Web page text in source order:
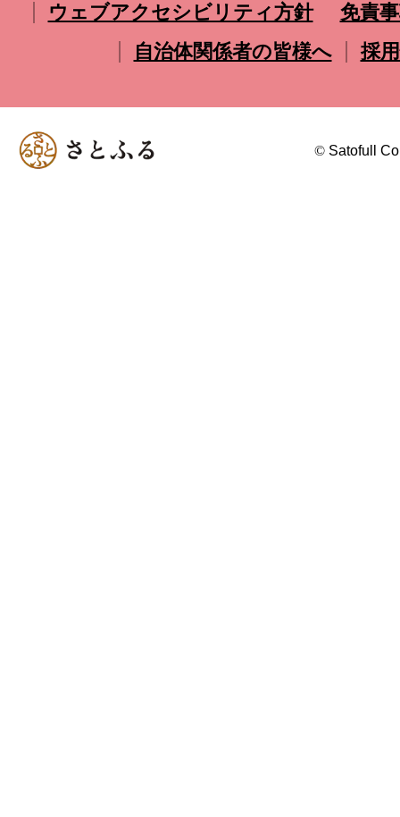
ウェブアクセシビリティ方針
免責
自治体関係者の皆様へ
採
© Satofull